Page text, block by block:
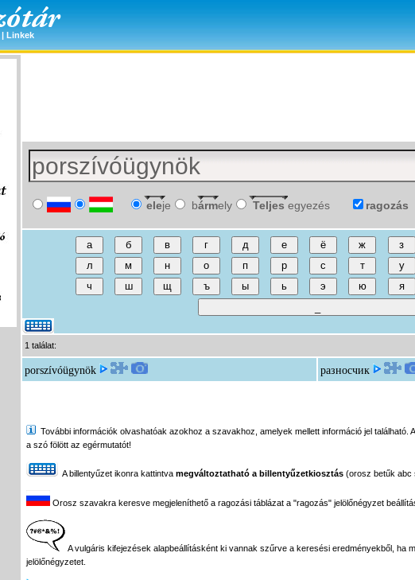
| Linkek
eleje bármely Teljes egyezés ragozás
1 találat:
porszívóügynök разносчик
További információk olvashatóak azokhoz a szavakhoz, amelyek mellett információ jel található.
a szó fölött az egérmutatót!
A billentyűzet ikonra kattintva megváltoztatható a billentyűzetkiosztás (orosz betűk abc
Orosz szavakra keresve megjeleníthető a ragozási táblázat a "ragozás" jelölőnégyzet
A vulgáris kifejezések alapbeállításként ki vannak szűrve a keresési eredményekből, ha
jelölőnégyzetet.